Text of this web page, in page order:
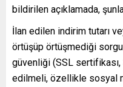
bildirilen açıklamada,
İlan edilen indirim tutarı
örtüşüp örtüşmediği
güvenliği (SSL
edilmeli, özellikle sosyal